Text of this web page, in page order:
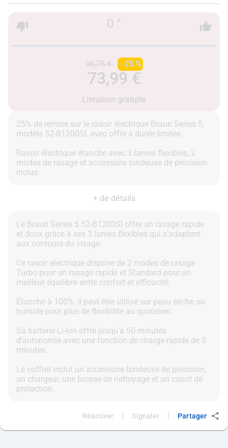
0 °
98,75 € - 25 %
73,99 €
Livraison gratuite
25% de remise sur le rasoir électrique Braun Series 5,
modèle 52-B1200SI, avec offre à durée limitée.
Rasoir électrique étanche avec 3 lames flexibles, 2
modes de rasage et accessoire tondeuse de précision
+ de détails
Le Braun Series 5 52-B1200SI offre un rasage rapide
et doux grâce à ses 3 lames flexibles qui s’adaptent
aux contours du visage.
Ce rasoir électrique dispose de 2 modes de rasage :
Turbo pour un rasage rapide et Standard pour un
meilleur équilibre entre confort et efficacité.
Étanche à 100%, il peut être utilisé sur peau sèche ou
humide pour plus de flexibilité au quotidien.
Sa batterie Li-Ion offre jusqu’à 50 minutes
d’autonomie avec une fonction de charge rapide de 5
minutes.
Le coffret inclut un accessoire tondeuse de précision,
un chargeur, une brosse de nettoyage et un capot de
Réactiver Signaler Partager